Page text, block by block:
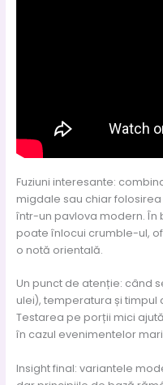
Fuziuni interesante:
migdale sau chiar
într-un pavlova modern. În
poate înlocui crumble-ul,
o notă orientală.
Un punct de atenție: când
ulei), temperatura și
Testarea pe porții mici
în cazul evenimentelor
Insight final: variantele